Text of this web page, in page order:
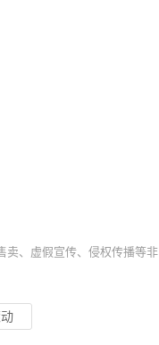
卖、虚假宣传、侵权传播等非